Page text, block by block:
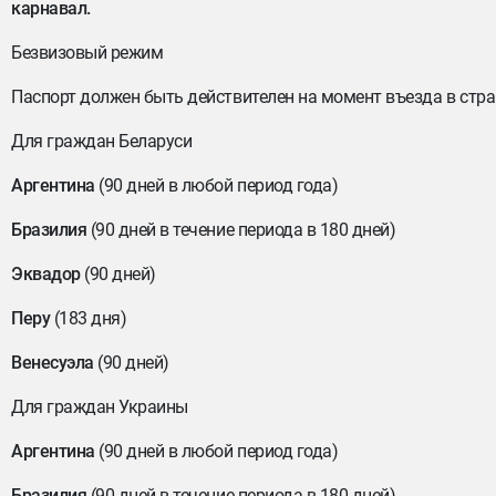
карнавал.
Безвизовый режим
Паспорт должен быть действителен на момент въезда в
Для граждан Беларуси
Аргентина (90 дней в любой период года)
Бразилия (90 дней в течение периода в 180 дней)
Эквадор(90 дней)
Перу(183 дня)
Венесуэла (90 дней)
Для граждан Украины
Аргентина (90 дней в любой период года)